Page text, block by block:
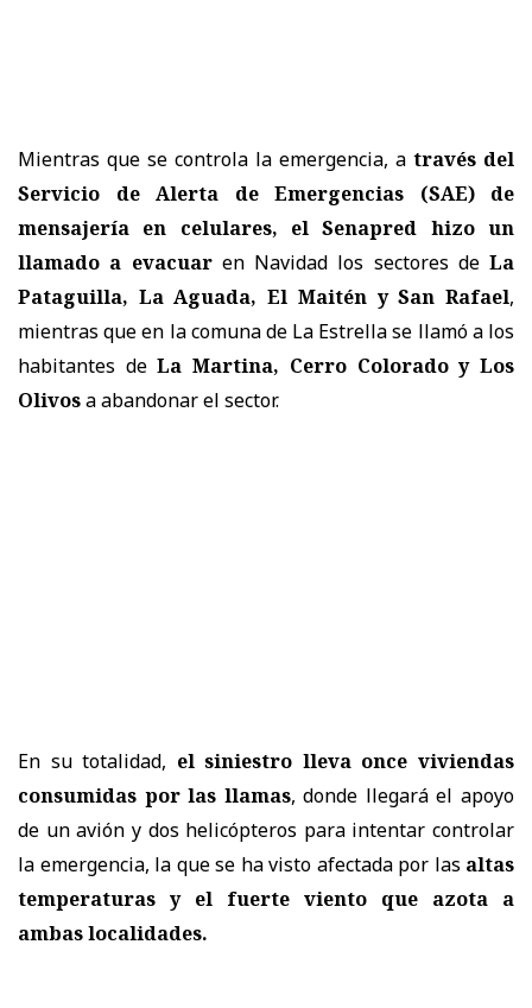
Mientras que se controla la emergencia, a través del
Servicio de Alerta de Emergencias (SAE) de
mensajería en celulares, el Senapred hizo un
llamado a evacuaren Navidad los sectores deLa
Pataguilla, La Aguada, El Maitén y San Rafael,
mientras que en la comuna de La Estrella se llamó a los
habitantes deLa Martina, Cerro Colorado y Los
Olivosa abandonar el sector.
En su totalidad, el siniestro lleva once viviendas
consumidas por las llamas, donde llegará el apoyo
de un avión y dos helicópteros para intentar controlar
la emergencia, la que se ha visto afectada por las altas
temperaturas y el fuerte viento que azota a
ambas localidades.